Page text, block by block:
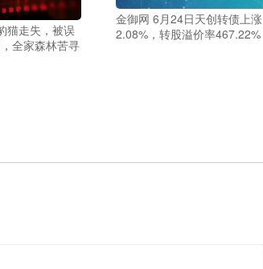
猫走失，被误
全家森林苦寻
金御网 6月24日天创转债上涨
2.08%，转股溢价率467.22%